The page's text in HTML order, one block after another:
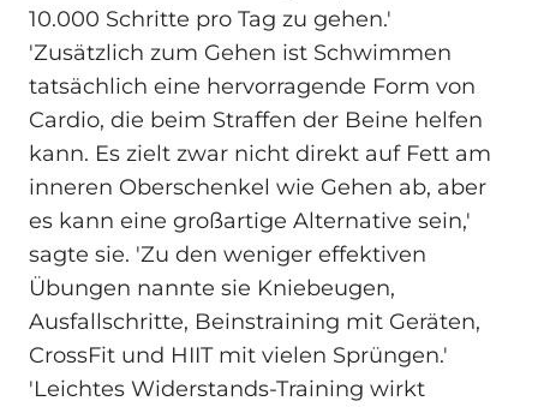
10.000 Schritte pro Tag zu gehen.'
'Zusätzlich zum Gehen ist Schwimmen
tatsächlich eine hervorragende Form von
Cardio, die beim Straffen der Beine helfen
kann. Es zielt zwar nicht direkt auf Fett am
inneren Oberschenkel wie Gehen ab, aber
es kann eine großartige Alternative sein,'
sagte sie. 'Zu den weniger effektiven
Übungen nannte sie Kniebeugen,
Ausfallschritte, Beinstraining mit Geräten,
CrossFit und HIIT mit vielen Sprüngen.'
'Leichtes Widerstands-Training wirkt